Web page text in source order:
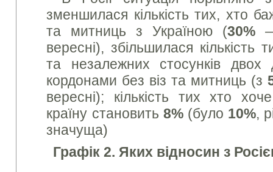
зменшилася кількість тих, хто
та митниць з Україною (30%—
вересні), збільшилася кількість
та незалежних стосунків двох
кордонами без віз та митниць (з
вересні); кількість тих хто
країну становить 8%(було 10%,
значуща)
Графік 2. Яких відносин з